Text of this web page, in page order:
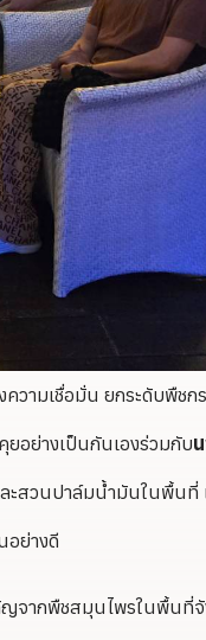
ความเชื่อมั่น ยกระดับพืชก
ยอย่างเป็นกันเองร่วมกับ
ะสวนปาล์มน้ำมันในพื้นที่
อย่างดี
ญจากพืชสมุนไพรในพื้นที่